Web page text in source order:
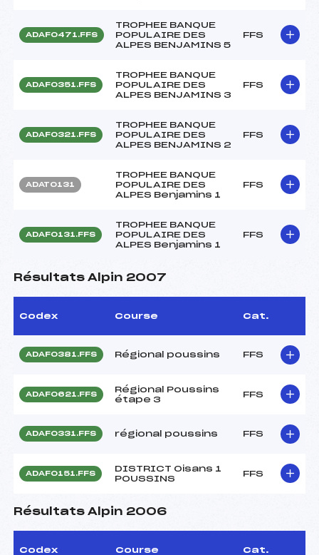
ADAF0471.FFS
TROPHEE BANQUE
POPULAIRE DES
ALPES BENJAMINS 5
FFS
ADAF0351.FFS
TROPHEE BANQUE
POPULAIRE DES
ALPES BENJAMINS 3
FFS
ADAF0321.FFS
TROPHEE BANQUE
POPULAIRE DES
ALPES BENJAMINS 2
FFS
ADAT0131
TROPHEE BANQUE
POPULAIRE DES
ALPES Benjamins 1
FFS
ADAF0131.FFS
TROPHEE BANQUE
POPULAIRE DES
ALPES Benjamins 1
FFS
Résultats Alpin 2007
Codex Course Cat.
ADAF0381.FFS Régional poussins FFS
ADAF0621.FFS
Régional Poussins
étape 3
FFS
ADAF0331.FFS régional poussins FFS
ADAF0151.FFS
DISTRICT Oisans 1
POUSSINS
FFS
Résultats Alpin 2006
Codex Course Cat.